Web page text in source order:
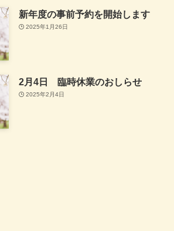
新年度の事前予約を開始します
2025年1月26日
2月4日 臨時休業のおしらせ
2025年2月4日